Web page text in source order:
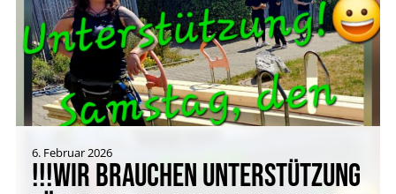
6. Februar 2026
!!!WIR BRAUCHEN UNTERSTÜTZUNG